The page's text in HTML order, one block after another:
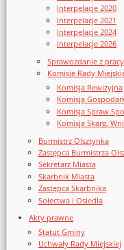
Interpelacje 2020
Interpelacje 2021
Interpelacje 2024
Interpelacje 2026
Sprawozdanie z
Komisje Rady
Komisja Rewizyjna
Komisja
Komisja Spraw
Komisja Skarg,
Burmistrz Olsztynka
Zastępca Burmistrza
Sekretarz Miasta
Skarbnik Miasta
Zastępca Skarbnika
Sołectwa i Osiedla
Akty prawne
Statut Gminy
Uchwały Rady Miejskiej